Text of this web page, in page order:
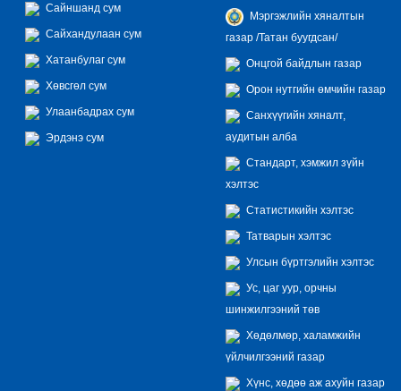
Сайншанд сум
Сайхандулаан сум
Хатанбулаг сум
Хөвсгөл сум
Улаанбадрах сум
Эрдэнэ сум
Мэргэжлийн хяналтын
газар /Татан буугдсан/
Онцгой байдлын газар
Орон нутгийн өмчийн газар
Санхүүгийн хяналт,
аудитын алба
Стандарт, хэмжил зүйн
хэлтэс
Статистикийн хэлтэс
Татварын хэлтэс
Улсын бүртгэлийн хэлтэс
Ус, цаг уур, орчны
шинжилгээний төв
Хөдөлмөр, халамжийн
үйлчилгээний газар
Хүнс, хөдөө аж ахуйн газар